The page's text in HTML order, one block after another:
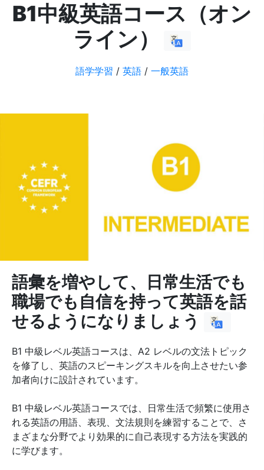
B1中級英語コース（オン
ライン）
語学学習 / 英語 / 一般英語
語彙を増やして、日常生活でも
職場でも自信を持って英語を話
せるようになりましょう
B1 中級レベル英語コースは、A2 レベルの文法トピック
を修了し、英語のスピーキングスキルを向上させたい参
加者向けに設計されています。
B1 中級レベル英語コースでは、日常生活で頻繁に使用さ
れる英語の用語、表現、文法規則を練習することで、さ
まざまな分野でより効果的に自己表現する方法を実践的
に学びます。